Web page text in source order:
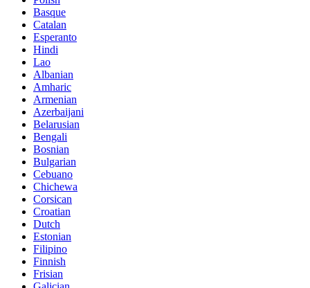
Basque
Catalan
Esperanto
Hindi
Lao
Albanian
Amharic
Armenian
Azerbaijani
Belarusian
Bengali
Bosnian
Bulgarian
Cebuano
Chichewa
Corsican
Croatian
Dutch
Estonian
Filipino
Finnish
Frisian